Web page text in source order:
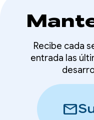
Recibe cada
entrada las
mail